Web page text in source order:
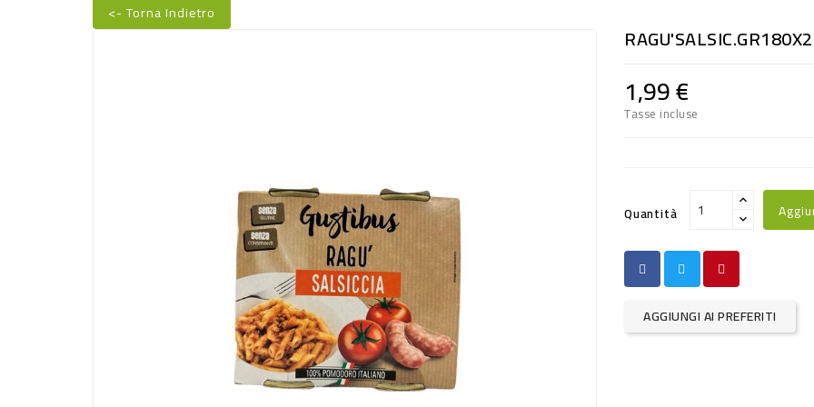
<- Torna Indietro
1,99 €
Tasse incluse
Quantità
AGGIUNGI AI PREFERITI